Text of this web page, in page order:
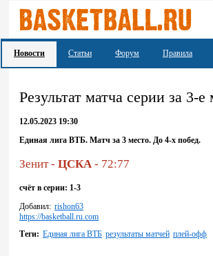
Новости Статьи Форум Правила
Результат матча серии за
12.05.2023 19:30
Единая лига ВТБ. Матч за 3 место. До 4-х побед.
Зенит - ЦСКА - 72:77
счёт в серии: 1-3
Добавил: rishon63
https://basketball.ru.com
Теги: Единая лига ВТБ результаты матчей плей-офф